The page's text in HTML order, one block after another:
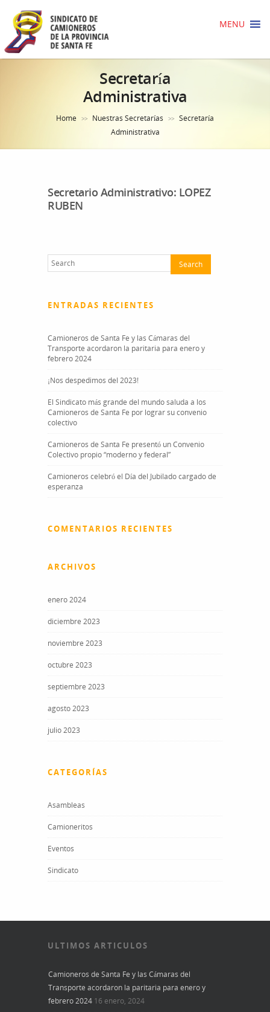
MENU
Secretaría
Administrativa
Home >> Nuestras Secretarías >>
Secretaría
Administrativa
Secretario Administrativo: LOPEZ
RUBEN
ENTRADAS RECIENTES
Camioneros de Santa Fe y las Cámaras del
Transporte acordaron la paritaria para enero y
febrero 2024
¡Nos despedimos del 2023!
El Sindicato más grande del mundo saluda a los
Camioneros de Santa Fe por lograr su convenio
colectivo
Camioneros de Santa Fe presentó un Convenio
Colectivo propio “moderno y federal”
Camioneros celebró el Día del Jubilado cargado de
esperanza
COMENTARIOS RECIENTES
ARCHIVOS
enero 2024
diciembre 2023
noviembre 2023
octubre 2023
septiembre 2023
agosto 2023
julio 2023
CATEGORÍAS
Asambleas
Camioneritos
Eventos
Sindicato
ULTIMOS ARTICULOS
Camioneros de Santa Fe y las Cámaras del
Transporte acordaron la paritaria para enero y
febrero 2024 16 enero, 2024